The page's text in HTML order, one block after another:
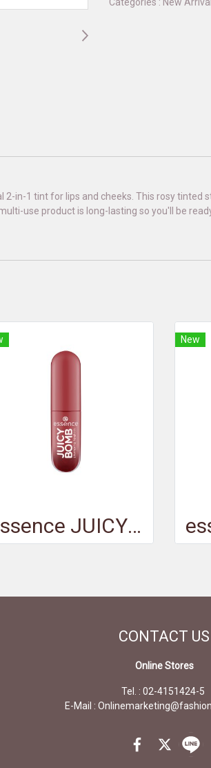
2-in-1 tint for lips and cheeks. This rosy
use product is long-lasting so you'll be
essence JUICY BOMB plumping lipgloss 05
New
CONTACT US
Online Stores
Tel. : 02-4151424-5
E-Mail :